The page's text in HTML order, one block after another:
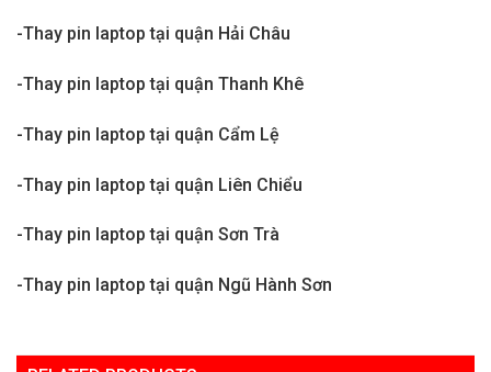
-Thay pin laptop tại quận Hải Châu
-Thay pin laptop tại quận Thanh Khê
-Thay pin laptop tại quận Cẩm Lệ
-Thay pin laptop tại quận Liên Chiểu
-Thay pin laptop tại quận Sơn Trà
-Thay pin laptop tại quận Ngũ Hành Sơn